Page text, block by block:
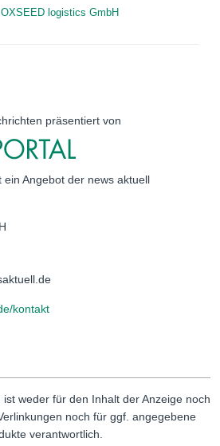
OXSEED logistics GmbH
präsentiert von
ein Angebot der news aktuell
kontakt
weder für den Inhalt der Anzeige noch
noch für ggf. angegebene
verantwortlich.